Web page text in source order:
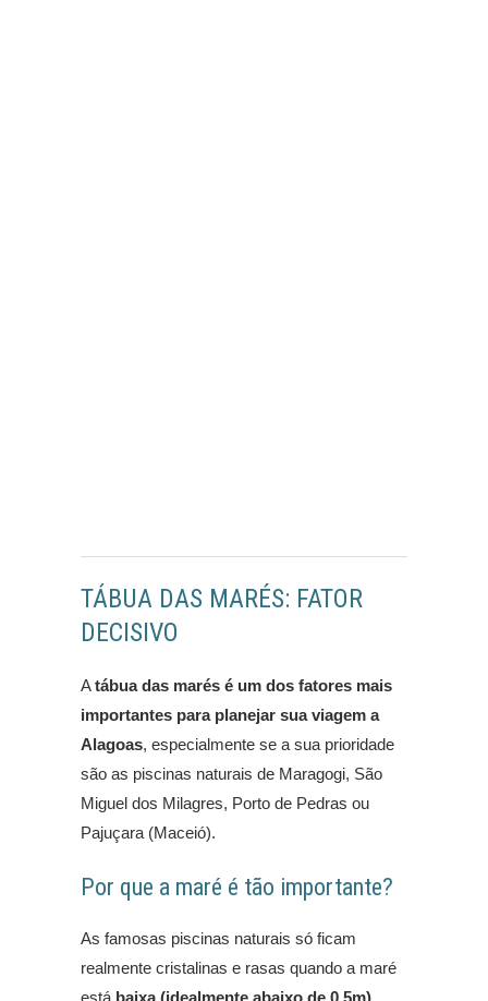
TÁBUA DAS MARÉS: FATOR
DECISIVO
Atábua das marés é um dos fatores mais
importantes para planejar sua viagem a
Alagoas, especialmente se a sua prioridade
são as piscinas naturais de Maragogi, São
Miguel dos Milagres, Porto de Pedras ou
Pajuçara (Maceió).
Por que a maré é tão importante?
As famosas piscinas naturais só ficam
realmente cristalinas e rasas quando a maré